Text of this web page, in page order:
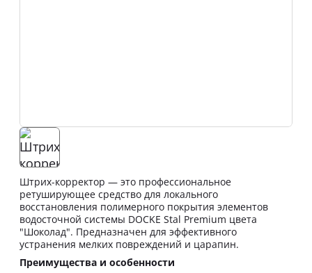
Штрих-корректор — это профессиональное
ретуширующее средство для локального
восстановления полимерного покрытия элементов
водосточной системы DOCKE Stal Premium цвета
"Шоколад". Предназначен для эффективного
устранения мелких повреждений и царапин.
Преимущества и особенности